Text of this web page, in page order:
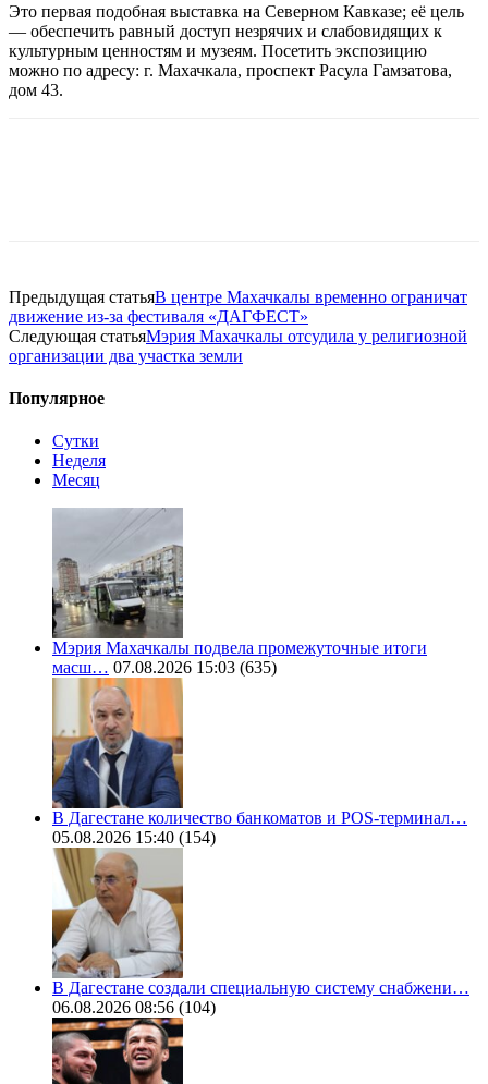
Это первая подобная выставка на Северном Кавказе; её цель
— обеспечить равный доступ незрячих и слабовидящих к
культурным ценностям и музеям. Посетить экспозицию
можно по адресу: г. Махачкала, проспект Расула Гамзатова,
дом 43.
Предыдущая статьяВ центре Махачкалы временно ограничат
движение из-за фестиваля «ДАГФЕСТ»
Следующая статьяМэрия Махачкалы отсудила у религиозной
организации два участка земли
Популярное
Сутки
Неделя
Месяц
Мэрия Махачкалы подвела промежуточные итоги
масш… 07.08.2026 15:03 (635)
В Дагестане количество банкоматов и POS-терминал…
05.08.2026 15:40 (154)
В Дагестане создали специальную систему снабжени…
06.08.2026 08:56 (104)